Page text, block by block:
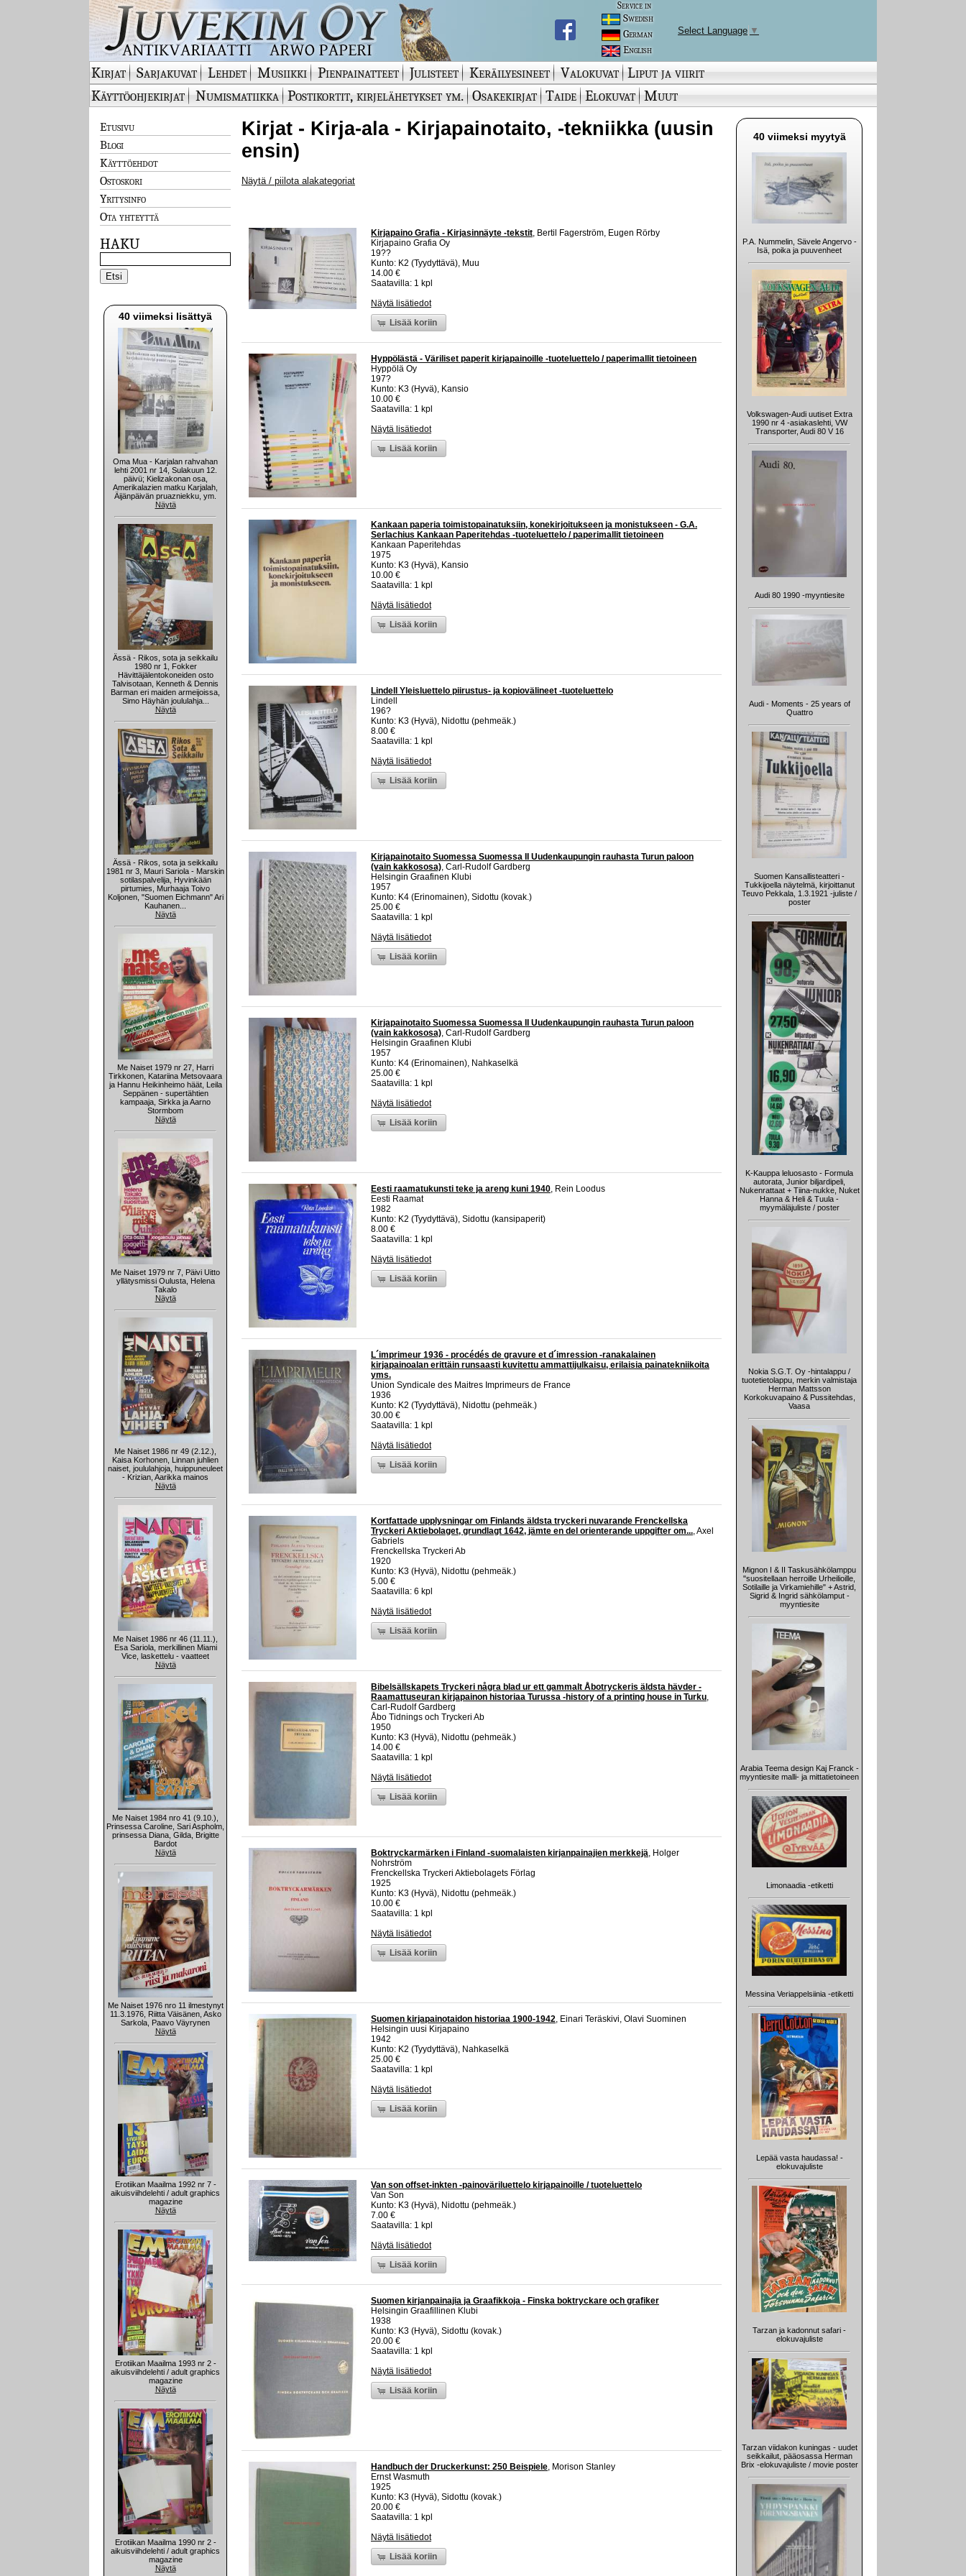
Service in
Swedish
German
English
Select Language ▼
Kirjat Sarjakuvat Lehdet Musiikki Pienpainatteet Julisteet Keräilyesineet Valokuvat Liput ja viirit
Käyttöohjekirjat
Numismatiikka Postikortit, kirjelähetykset ym. Osakekirjat Taide Elokuvat Muut
Etusivu
Blogi
Käyttöehdot
Ostoskori
Yritysinfo
Ota yhteyttä
HAKU
40 viimeksi lisättyä
Oma Mua - Karjalan rahvahan
lehti 2001 nr 14, Sulakuun 12.
päivü; Kielizakonan osa,
Amerikalazien matku Karjalah,
Äijänpäivän pruazniekku, ym.
Näytä
Ässä - Rikos, sota ja seikkailu
1980 nr 1, Fokker
Hävittäjälentokoneiden osto
Talvisotaan, Kenneth & Dennis
Barman eri maiden armeijoissa,
Simo Häyhän joululahja...
Näytä
Ässä - Rikos, sota ja seikkailu
1981 nr 3, Mauri Sariola - Marskin
sotilaspalvelija, Hyvinkään
pirtumies, Murhaaja Toivo
Koljonen, "Suomen Eichmann" Ari
Kauhanen...
Näytä
Me Naiset 1979 nr 27, Harri
Tirkkonen, Katariina Metsovaara
ja Hannu Heikinheimo häät, Leila
Seppänen - supertähtien
kampaaja, Sirkka ja Aarno
Stormbom
Näytä
Me Naiset 1979 nr 7, Päivi Uitto
yllätysmissi Oulusta, Helena
Takalo
Näytä
Me Naiset 1986 nr 49 (2.12.),
Kaisa Korhonen, Linnan juhlien
naiset, joululahjoja, huippuneuleet
- Krizian, Aarikka mainos
Näytä
Me Naiset 1986 nr 46 (11.11.),
Esa Sariola, merkillinen Miami
Vice, laskettelu - vaatteet
Näytä
Me Naiset 1984 nro 41 (9.10.),
Prinsessa Caroline, Sari Aspholm,
prinsessa Diana, Gilda, Brigitte
Bardot
Näytä
Me Naiset 1976 nro 11 ilmestynyt
11.3.1976, Riitta Väisänen, Asko
Sarkola, Paavo Väyrynen
Näytä
Erotiikan Maailma 1992 nr 7 -
aikuisviihdelehti / adult graphics
magazine
Näytä
Erotiikan Maailma 1993 nr 2 -
aikuisviihdelehti / adult graphics
magazine
Näytä
Erotiikan Maailma 1990 nr 2 -
aikuisviihdelehti / adult graphics
magazine
Näytä
Kirjat - Kirja-ala - Kirjapainotaito, -tekniikka (uusin
ensin)
Näytä / piilota alakategoriat
Kirjapaino Grafia - Kirjasinnäyte -tekstit, Bertil Fagerström, Eugen Rörby
Kirjapaino Grafia Oy
19??
Kunto: K2 (Tyydyttävä), Muu
14.00 €
Saatavilla: 1 kpl
Näytä lisätiedot
Lisää koriin
Hyppölästä - Väriliset paperit kirjapainoille -tuoteluettelo / paperimallit tietoineen
Hyppölä Oy
197?
Kunto: K3 (Hyvä), Kansio
10.00 €
Saatavilla: 1 kpl
Näytä lisätiedot
Lisää koriin
Kankaan paperia toimistopainatuksiin, konekirjoitukseen ja monistukseen - G.A.
Serlachius Kankaan Paperitehdas -tuoteluettelo / paperimallit tietoineen
Kankaan Paperitehdas
1975
Kunto: K3 (Hyvä), Kansio
10.00 €
Saatavilla: 1 kpl
Näytä lisätiedot
Lisää koriin
Lindell Yleisluettelo piirustus- ja kopiovälineet -tuoteluettelo
Lindell
196?
Kunto: K3 (Hyvä), Nidottu (pehmeäk.)
8.00 €
Saatavilla: 1 kpl
Näytä lisätiedot
Lisää koriin
Kirjapainotaito Suomessa Suomessa II Uudenkaupungin rauhasta Turun paloon
(vain kakkososa), Carl-Rudolf Gardberg
Helsingin Graafinen Klubi
1957
Kunto: K4 (Erinomainen), Sidottu (kovak.)
25.00 €
Saatavilla: 1 kpl
Näytä lisätiedot
Lisää koriin
Kirjapainotaito Suomessa Suomessa II Uudenkaupungin rauhasta Turun paloon
(vain kakkososa), Carl-Rudolf Gardberg
Helsingin Graafinen Klubi
1957
Kunto: K4 (Erinomainen), Nahkaselkä
25.00 €
Saatavilla: 1 kpl
Näytä lisätiedot
Lisää koriin
Eesti raamatukunsti teke ja areng kuni 1940, Rein Loodus
Eesti Raamat
1982
Kunto: K2 (Tyydyttävä), Sidottu (kansipaperit)
8.00 €
Saatavilla: 1 kpl
Näytä lisätiedot
Lisää koriin
L´imprimeur 1936 - procédés de gravure et d´imression -ranakalainen
kirjapainoalan erittäin runsaasti kuvitettu ammattijulkaisu, erilaisia painatekniikoita
yms.
Union Syndicale des Maitres Imprimeurs de France
1936
Kunto: K2 (Tyydyttävä), Nidottu (pehmeäk.)
30.00 €
Saatavilla: 1 kpl
Näytä lisätiedot
Lisää koriin
Kortfattade upplysningar om Finlands äldsta tryckeri nuvarande Frenckellska
Tryckeri Aktiebolaget, grundlagt 1642, jämte en del orienterande uppgifter om..., Axel
Gabriels
Frenckellska Tryckeri Ab
1920
Kunto: K3 (Hyvä), Nidottu (pehmeäk.)
5.00 €
Saatavilla: 6 kpl
Näytä lisätiedot
Lisää koriin
Bibelsällskapets Tryckeri några blad ur ett gammalt Åbotryckeris äldsta hävder -
Raamattuseuran kirjapainon historiaa Turussa -history of a printing house in Turku,
Carl-Rudolf Gardberg
Åbo Tidnings och Tryckeri Ab
1950
Kunto: K3 (Hyvä), Nidottu (pehmeäk.)
14.00 €
Saatavilla: 1 kpl
Näytä lisätiedot
Lisää koriin
Boktryckarmärken i Finland -suomalaisten kirjanpainajien merkkejä, Holger
Nohrström
Frenckellska Tryckeri Aktiebolagets Förlag
1925
Kunto: K3 (Hyvä), Nidottu (pehmeäk.)
10.00 €
Saatavilla: 1 kpl
Näytä lisätiedot
Lisää koriin
Suomen kirjapainotaidon historiaa 1900-1942, Einari Teräskivi, Olavi Suominen
Helsingin uusi Kirjapaino
1942
Kunto: K2 (Tyydyttävä), Nahkaselkä
25.00 €
Saatavilla: 1 kpl
Näytä lisätiedot
Lisää koriin
Van son offset-inkten -painoväriluettelo kirjapainoille / tuoteluettelo
Van Son
Kunto: K3 (Hyvä), Nidottu (pehmeäk.)
7.00 €
Saatavilla: 1 kpl
Näytä lisätiedot
Lisää koriin
Suomen kirjanpainajia ja Graafikkoja - Finska boktryckare och grafiker
Helsingin Graafillinen Klubi
1938
Kunto: K3 (Hyvä), Sidottu (kovak.)
20.00 €
Saatavilla: 1 kpl
Näytä lisätiedot
Lisää koriin
Handbuch der Druckerkunst: 250 Beispiele, Morison Stanley
Ernst Wasmuth
1925
Kunto: K3 (Hyvä), Sidottu (kovak.)
20.00 €
Saatavilla: 1 kpl
Näytä lisätiedot
Lisää koriin
40 viimeksi myytyä
P.A. Nummelin, Sävele Angervo -
Isä, poika ja puuvenheet
Volkswagen-Audi uutiset Extra
1990 nr 4 -asiakaslehti, VW
Transporter, Audi 80 V 16
Audi 80 1990 -myyntiesite
Audi - Moments - 25 years of
Quattro
Suomen Kansallisteatteri -
Tukkijoella näytelmä, kirjoittanut
Teuvo Pekkala, 1.3.1921 -juliste /
poster
K-Kauppa leluosasto - Formula
autorata, Junior biljardipeli,
Nukenrattaat + Tiina-nukke, Nuket
Hanna & Heli & Tuula -
myymäläjuliste / poster
Nokia S.G.T. Oy -hintalappu /
tuotetietolappu, merkin valmistaja
Herman Mattsson
Korkokuvapaino & Pussitehdas,
Vaasa
Mignon I & II Taskusähkölamppu
"suositellaan herroille Urheilioille,
Sotilaille ja Virkamiehille" + Astrid,
Sigrid & Ingrid sähkölamput -
myyntiesite
Arabia Teema design Kaj Franck -
myyntiesite malli- ja mittatietoineen
Limonaadia -etiketti
Messina Veriappelsiinia -etiketti
Lepää vasta haudassa! -
elokuvajuliste
Tarzan ja kadonnut safari -
elokuvajuliste
Tarzan viidakon kuningas - uudet
seikkailut, pääosassa Herman
Brix -elokuvajuliste / movie poster